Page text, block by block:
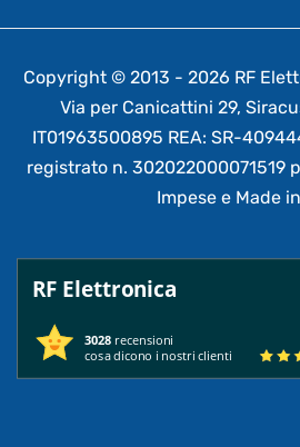
Copyright © 2013 - 2026 RF
Via per Canicattini 29,
IT01963500895 REA: SR-
registrato n. 302022000071519
Impese e Made
RF Elettronica
3028 recensioni
cosa dicono i nostri clienti